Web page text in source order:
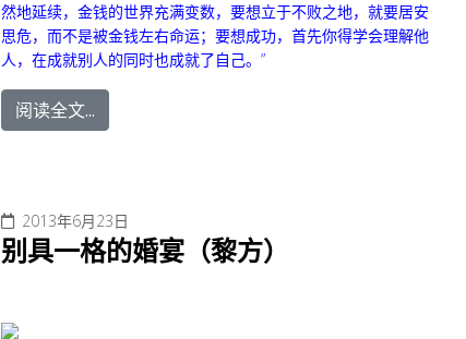
然地延续，金钱的世界充满变数，要想立于不败之地，就要居安
思危，而不是被金钱左右命运；要想成功，首先你得学会理解他
人，在成就别人的同时也成就了自己。”
阅读全文...
2013年6月23日
别具一格的婚宴（黎方）